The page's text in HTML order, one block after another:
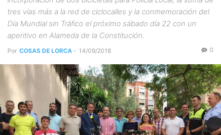
tres vías más a la red de ciclocalles y la conmemoración del
Día Mundial sin Tráfico el próximo sábado día 22 con un
aperitivo en Alameda de la Constitución.
Por COSAS DE LORCA - 14/09/2018 0